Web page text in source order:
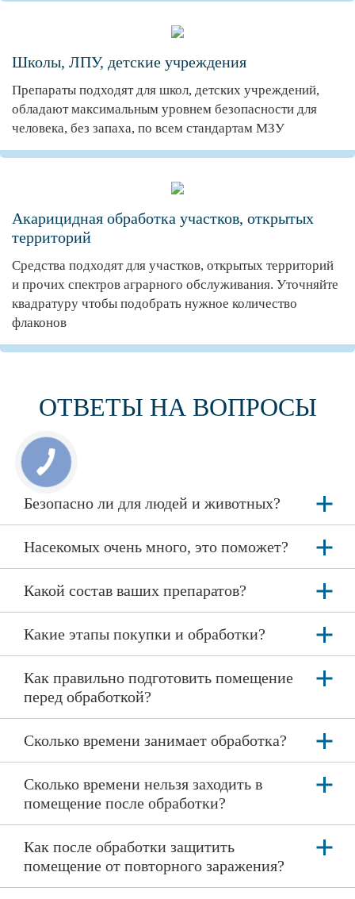
Школы, ЛПУ, детские учреждения
Препараты подходят для школ, детских учреждений,
обладают максимальным уровнем безопасности для
человека, без запаха, по всем стандартам МЗУ
Акарицидная обработка участков, открытых
территорий
Средства подходят для участков, открытых территорий
и прочих спектров аграрного обслуживания. Уточняйте
квадратуру чтобы подобрать нужное количество
флаконов
ОТВЕТЫ НА ВОПРОСЫ
Безопасно ли для людей и животных?
Насекомых очень много, это поможет?
Какой состав ваших препаратов?
Какие этапы покупки и обработки?
Как правильно подготовить помещение
перед обработкой?
Сколько времени занимает обработка?
Сколько времени нельзя заходить в
помещение после обработки?
Как после обработки защитить
помещение от повторного заражения?